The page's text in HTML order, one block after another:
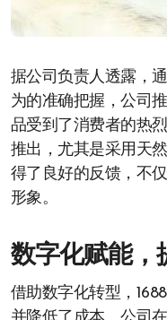
据公司负责人透露，
为的准确把握，公司
品受到了消费者的热
推出，尤其是采用天
得了良好的反馈，不
形象。
数字化赋能，
借助数字化转型，